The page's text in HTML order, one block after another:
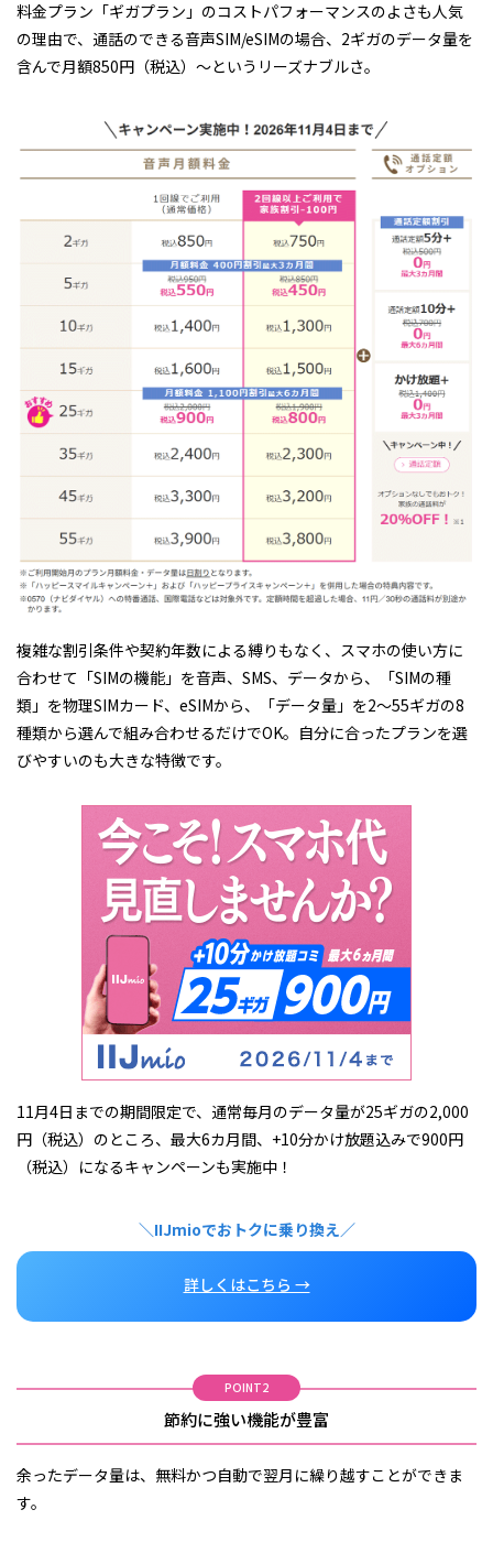
料金プラン「ギガプラン」のコストパフォーマンスのよさも人気
の理由で、通話のできる音声SIM/eSIMの場合、2ギガのデータ量を
含んで月額850円（税込）〜というリーズナブルさ。
複雑な割引条件や契約年数による縛りもなく、スマホの使い方に
合わせて「SIMの機能」を音声、SMS、データから、「SIMの種
類」を物理SIMカード、eSIMから、「データ量」を2～55ギガの8
種類から選んで組み合わせるだけでOK。自分に合ったプランを選
びやすいのも大きな特徴です。
11月4日までの期間限定で、通常毎月のデータ量が25ギガの2,000
円（税込）のところ、最大6カ月間、+10分かけ放題込みで900円
（税込）になるキャンペーンも実施中！
＼IIJmioでおトクに乗り換え／
詳しくはこちら →
POINT2
節約に強い機能が豊富
余ったデータ量は、無料かつ自動で翌月に繰り越すことができま
す。